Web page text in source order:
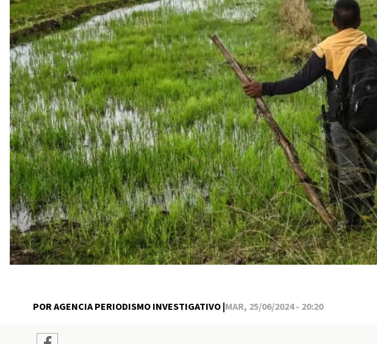
POR AGENCIA PERIODISMO INVESTIGATIVO |MAR, 25/06/2024 - 20:20